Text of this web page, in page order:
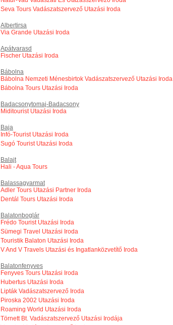
Seva Tours Vadászatszervező Utazási Iroda
Albertirsa
Via Grande Utazási Iroda
Apátvarasd
Fischer Utazási Iroda
Bábolna
Bábolna Nemzeti Ménesbirtok Vadászatszervező Utazási Iroda
Bábolna Tours Utazási Iroda
Badacsonytomaj-Badacsony
Miditourist Utazási Iroda
Baja
Infó-Tourist Utazási Iroda
Sugó Tourist Utazási Iroda
Balajt
Hali - Aqua Tours
Balassagyarmat
Adler Tours Utazási Partner Iroda
Dentál Tours Utazási Iroda
Balatonboglár
Frédo Tourist Utazási Iroda
Sümegi Travel Utazási Iroda
Touristik Balaton Utazási Iroda
V And V Travels Utazási és Ingatlanközvetítő Iroda
Balatonfenyves
Fenyves Tours Utazási Iroda
Hubertus Utazási Iroda
Lipták Vadászatszervező Iroda
Piroska 2002 Utazási Iroda
Roaming World Utazási Iroda
Törnett Bt. Vadászatszervező Utazási Irodája